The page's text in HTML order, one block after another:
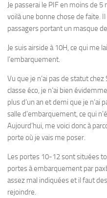
Je passerai le PIF en moins de 5
voilà une bonne chose de faite.
passagers portant un masque
Je suis airside à 10H, ce qui me
l’embarquement.
Vu que je n’ai pas de statut
classe éco, je n’ai bien
plus d’un an et demi que je n’ai
salle d’embarquement, ce qui
Aujourd’hui, me voici donc à
porte où je vais me poser.
Les portes 10-12 sont situées
portes à embarquement par
assez mal indiquées et il faut
rejoindre.